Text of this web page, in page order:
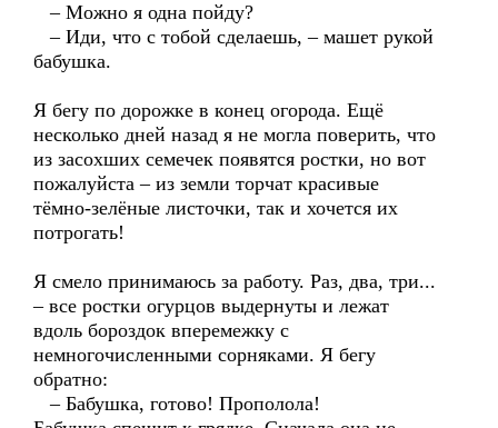
– Можно я одна пойду?
– Иди, что с тобой сделаешь, – машет рукой
бабушка.
Я бегу по дорожке в конец огорода. Ещё
несколько дней назад я не могла поверить, что
из засохших семечек появятся ростки, но вот
пожалуйста – из земли торчат красивые
тёмно-зелёные листочки, так и хочется их
потрогать!
Я смело принимаюсь за работу. Раз, два, три...
– все ростки огурцов выдернуты и лежат
вдоль бороздок вперемежку с
немногочисленными сорняками. Я бегу
обратно:
– Бабушка, готово! Прополола!